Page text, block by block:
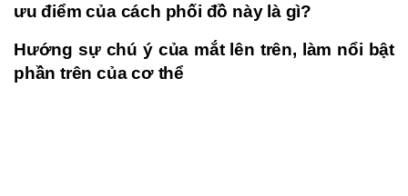
ưu điểm của cách phối đồ này là gì?
Hướng sự chú ý của mắt lên trên, làm nổi bật
phần trên của cơ thể